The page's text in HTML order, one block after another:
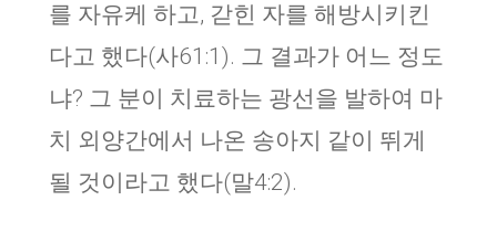
를 자유케 하고, 갇힌 자를 해방시키킨
다고 했다(사61:1). 그 결과가 어느 정도
냐? 그 분이 치료하는 광선을 발하여 마
치 외양간에서 나온 송아지 같이 뛰게
될 것이라고 했다(말4:2).